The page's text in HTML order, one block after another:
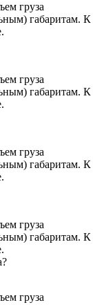
груза
габаритам. К
груза
габаритам. К
груза
габаритам. К
груза
габаритам. К
груза